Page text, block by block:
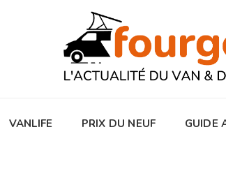
VANLIFE PRIX DU NEUF GUIDE